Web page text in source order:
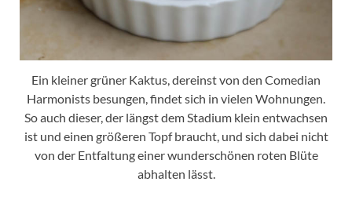
Ein kleiner grüner Kaktus, dereinst von den Comedian
Harmonists besungen, findet sich in vielen Wohnungen.
So auch dieser, der längst dem Stadium klein entwachsen
ist und einen größeren Topf braucht, und sich dabei nicht
von der Entfaltung einer wunderschönen roten Blüte
abhalten lässt.